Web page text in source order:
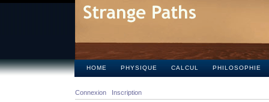
HOME PHYSIQUE CALCUL PHILOSOPHIE
Connexion Inscription